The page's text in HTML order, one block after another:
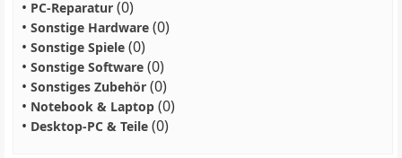
• PC-Reparatur(0)
• Sonstige Hardware(0)
• Sonstige Spiele(0)
• Sonstige Software(0)
• Sonstiges Zubehör(0)
• Notebook & Laptop(0)
• Desktop-PC & Teile(0)